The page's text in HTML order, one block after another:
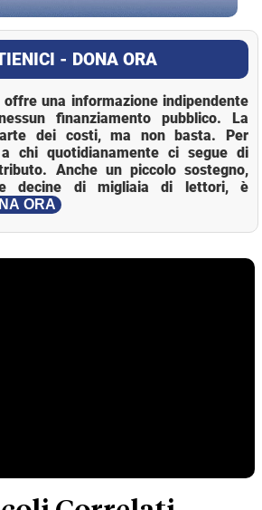
- DONA ORA
offre una informazione indipendente
finanziamento pubblico. La
dei costi, ma non basta. Per
chi quotidianamente ci segue di
Anche un piccolo sostegno,
decine di migliaia di lettori, è
ORA